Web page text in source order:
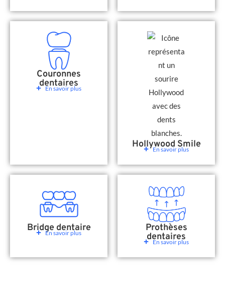
Couronnes
dentaires
En savoir plus
Hollywood Smile
En savoir plus
Bridge dentaire
En savoir plus Prothèses
dentaires
En savoir plus